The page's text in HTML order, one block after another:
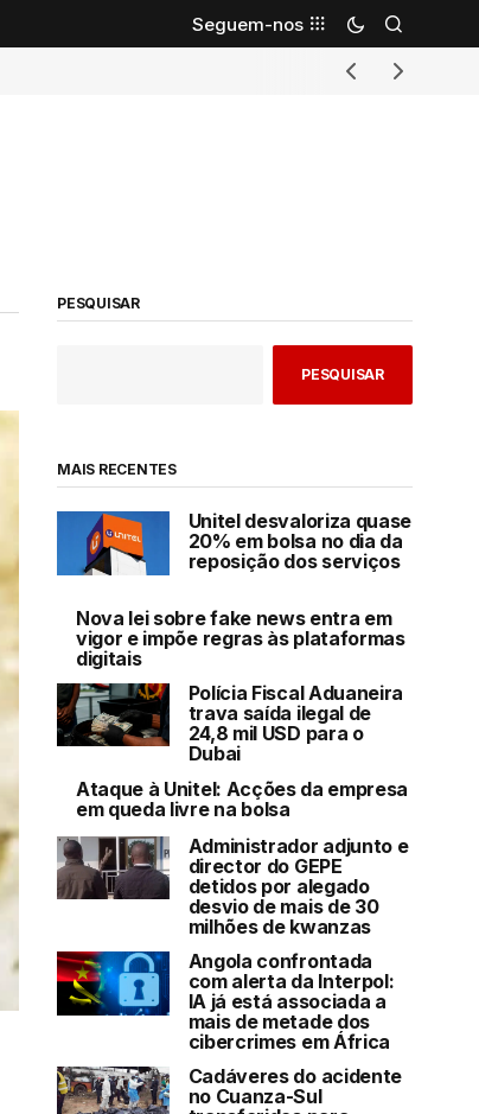
Seguem-nos
PESQUISAR
PESQUISAR
MAIS RECENTES
Unitel desvaloriza quase
20% em bolsa no dia da
reposição dos serviços
Nova lei sobre fake news entra em
vigor e impõe regras às plataformas
digitais
Polícia Fiscal Aduaneira
trava saída ilegal de
24,8 mil USD para o
Dubai
Ataque à Unitel: Acções da empresa
em queda livre na bolsa
Administrador adjunto e
director do GEPE
detidos por alegado
desvio de mais de 30
milhões de kwanzas
Angola confrontada
com alerta da Interpol:
IA já está associada a
mais de metade dos
cibercrimes em África
Cadáveres do acidente
no Cuanza-Sul